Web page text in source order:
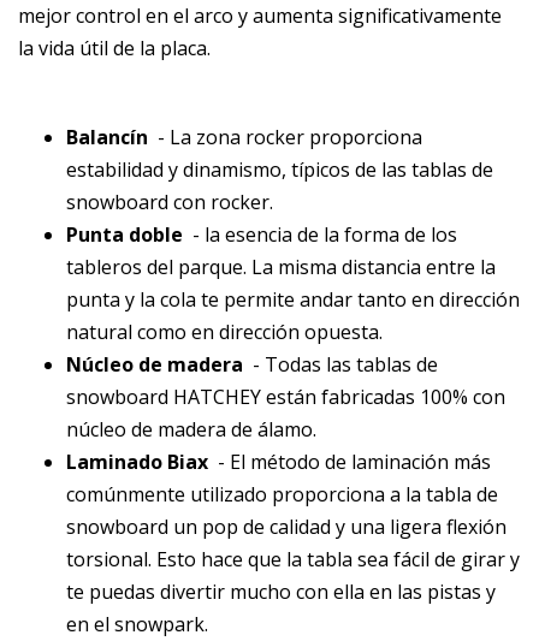
mejor control en el arco y aumenta significativamente
la vida útil de la placa.
Balancín - La zona rocker proporciona
estabilidad y dinamismo, típicos de las tablas de
snowboard con rocker.
Punta doble - la esencia de la forma de los
tableros del parque. La misma distancia entre la
punta y la cola te permite andar tanto en dirección
natural como en dirección opuesta.
Núcleo de madera - Todas las tablas de
snowboard HATCHEY están fabricadas 100% con
núcleo de madera de álamo.
Laminado Biax - El método de laminación más
comúnmente utilizado proporciona a la tabla de
snowboard un pop de calidad y una ligera flexión
torsional. Esto hace que la tabla sea fácil de girar y
te puedas divertir mucho con ella en las pistas y
en el snowpark.